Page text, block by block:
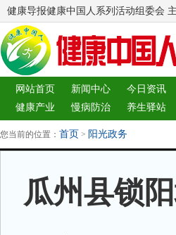
健康导报健康中国人系列活动组委会
网站首页 新闻中心 今日资讯
健康产业
慢病防治 养生驿站
您当前的位置： 首页 > 阳光政务
瓜州县锁